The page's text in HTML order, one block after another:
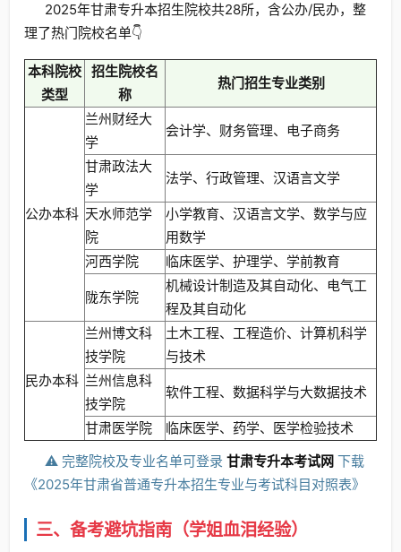
2025年甘肃专升本招生院校共28所，含公办/民办，整
理了热门院校名单👇
本科院校
类型
招生院校名
称
热门招生专业类别
公办本科
兰州财经大
学
会计学、财务管理、电子商务
甘肃政法大
学
法学、行政管理、汉语言文学
天水师范学
院
小学教育、汉语言文学、数学与应
用数学
河西学院
临床医学、护理学、学前教育
陇东学院
机械设计制造及其自动化、电气工
程及其自动化
民办本科
兰州博文科
技学院
土木工程、工程造价、计算机科学
与技术
兰州信息科
技学院
软件工程、数据科学与大数据技术
甘肃医学院
临床医学、药学、医学检验技术
⚠️ 完整院校及专业名单可登录 甘肃专升本考试网下载
《2025年甘肃省普通专升本招生专业与考试科目对照表》
三、备考避坑指南（学姐血泪经验）